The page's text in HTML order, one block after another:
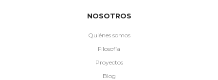
NOSOTROS
Quiénes somos
Filosofía
Proyectos
Blog